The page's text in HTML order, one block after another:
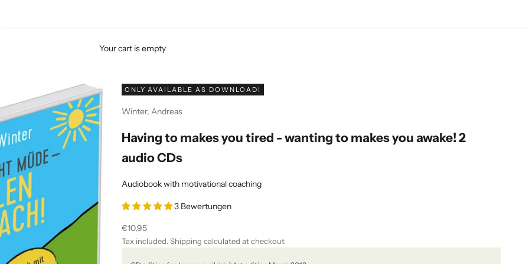
Your cart is empty
ONLY AVAILABLE AS DOWNLOAD!
Winter, Andreas
Having to makes you tired - wanting to makes you awake! 2
audio CDs
Audiobook with motivational coaching
3 Bewertungen
Sale price
€10,95
Tax included. Shipping calculated at checkout